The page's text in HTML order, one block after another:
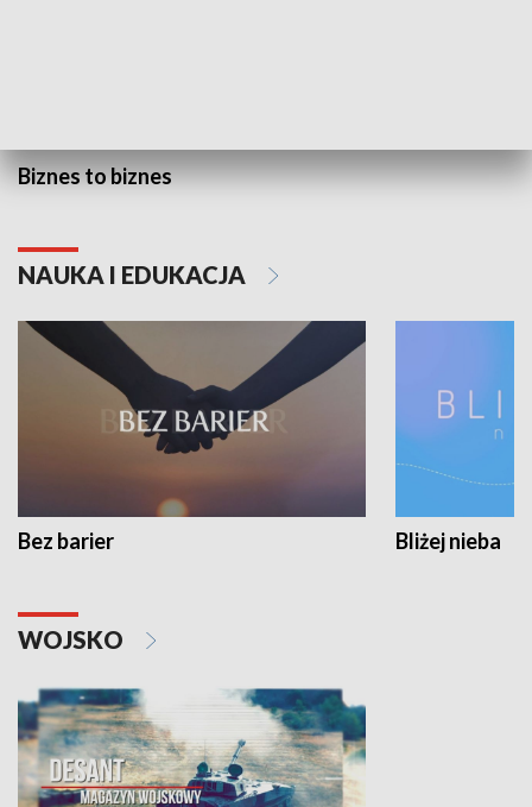
Biznes to biznes
NAUKA I EDUKACJA
Bez barier Bliżej nieba
WOJSKO